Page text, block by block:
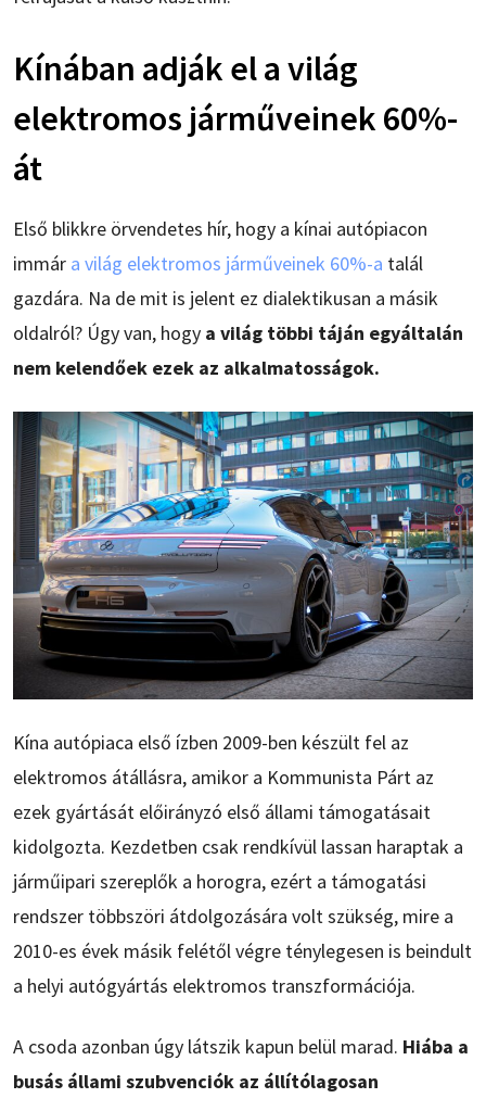
Kínában adják el a világ
elektromos járműveinek 60%-
át
Első blikkre örvendetes hír, hogy a kínai autópiacon
immár a világ elektromos járműveinek 60%-a talál
gazdára. Na de mit is jelent ez dialektikusan a másik
oldalról? Úgy van, hogy a világ többi táján egyáltalán
nem kelendőek ezek az alkalmatosságok.
Kína autópiaca első ízben 2009-ben készült fel az
elektromos átállásra, amikor a Kommunista Párt az
ezek gyártását előirányzó első állami támogatásait
kidolgozta. Kezdetben csak rendkívül lassan haraptak a
járműipari szereplők a horogra, ezért a támogatási
rendszer többszöri átdolgozására volt szükség, mire a
2010-es évek másik felétől végre ténylegesen is beindult
a helyi autógyártás elektromos transzformációja.
A csoda azonban úgy látszik kapun belül marad. Hiába a
busás állami szubvenciók az állítólagosan